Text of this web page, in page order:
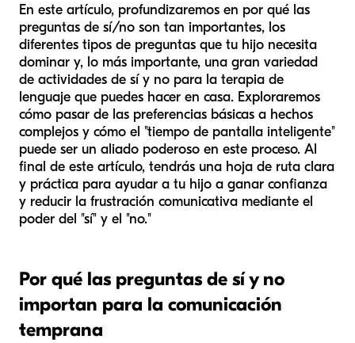
En este artículo, profundizaremos en por qué las
preguntas de sí/no son tan importantes, los
diferentes tipos de preguntas que tu hijo necesita
dominar y, lo más importante, una gran variedad
de actividades de sí y no para la terapia de
lenguaje que puedes hacer en casa. Exploraremos
cómo pasar de las preferencias básicas a hechos
complejos y cómo el "tiempo de pantalla inteligente"
puede ser un aliado poderoso en este proceso. Al
final de este artículo, tendrás una hoja de ruta clara
y práctica para ayudar a tu hijo a ganar confianza
y reducir la frustración comunicativa mediante el
poder del "sí" y el "no."
Por qué las preguntas de sí y no
importan para la comunicación
temprana